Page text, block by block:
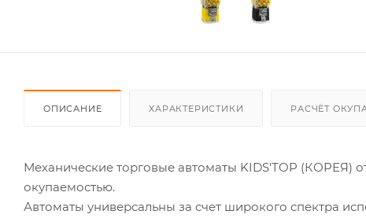
ОПИСАНИЕ ХАРАКТЕРИСТИКИ РАСЧЁТ
Механические торговые автоматы KIDS'TOP (КОРЕЯ)
окупаемостью.
Автоматы универсальны за счет широкого спектра